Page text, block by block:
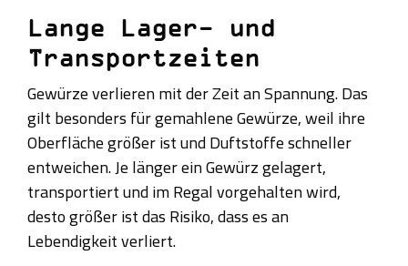
Lange Lager- und
Transportzeiten
Gewürze verlieren mit der Zeit an Spannung. Das
gilt besonders für gemahlene Gewürze, weil ihre
Oberfläche größer ist und Duftstoffe schneller
entweichen. Je länger ein Gewürz gelagert,
transportiert und im Regal vorgehalten wird,
desto größer ist das Risiko, dass es an
Lebendigkeit verliert.